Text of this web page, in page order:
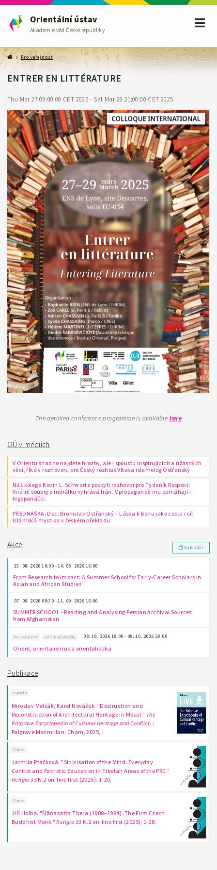
Orientální ústav
Akademie věd České republiky
OÚ v médiích
V Orientu snadno najdete hrozby, ale i spoustu inspirujících a úžasných
věcí, říká v rozhovoru pro Český rozhlas Vltava islamolog Ostřanský
Náš kolega Kevin L. Schwartz poskytl rozhovor pro Týdeník Respekt:
Virální souboj o morálku vyhrává Írán. V propagandě mu pomáhají i
legopanáčci.
PŘEDNÁŠKA: Doc. Bronislav Ostřanský – Láska k Bohu jako cesta i cíl:
Islámská mystika v českém překladu
Akce Kalendář
13. 08. 2026 10:00 - 14. 08. 2026 16:00
From Research to Impact: A Summer School for Early-Career Scholars in
Asian and African Studies
07. 09. 2026 09:30 - 11. 09. 2026 16:00
SUMMER SCHOOL - Reading and Analysing Persian Archival Sources
from Afghanistan
Pro veřejnost Veřejné přednášky 08. 10. 2026 18:00 - 08. 10. 2026 20:00
Orient, orientalismus a orientalistika
Publikace
Kapitola
Miroslav Melčák, Karel Nováček. "Destruction and
Reconstruction of Architectural Heritage in Mosul." The
Palgrave Encyclopedia of Cultural Heritage and Conflict. :
Palgrave Macmillan, Cham, 2025, .
Článek
Jarmila Ptáčková. "Sinicisation of the Mind. Everyday
Control and Patriotic Education in Tibetan Areas of the PRC."
Religio 33 N.2 on-line first (2025): 1-20.
Článek
Jiří Holba. "Ñāṇasatta Thera (1908–1984). The First Czech
Buddhist Monk."Religio 33 N.2 on-line first (2025): 1-28.
Pro veřejnost
ENTRER EN LITTÉRATURE
Thu Mar 27 09:00:00 CET 2025 - Sat Mar 29 21:00:00 CET 2025
The detailed conference programme is available here